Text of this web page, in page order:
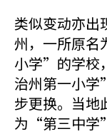
类似变动亦出
州，一所原
小学”的学校
治州第一小
步更换。当
为“第三中学